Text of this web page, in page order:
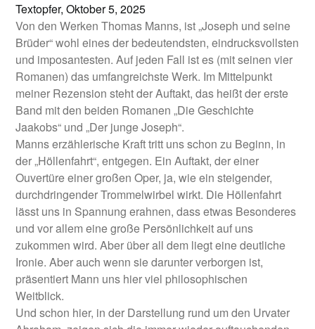
Textopfer,Oktober 5, 2025
Von den Werken Thomas Manns, ist „Joseph und seine
Brüder“ wohl eines der bedeutendsten, eindrucksvollsten
und imposantesten. Auf jeden Fall ist es (mit seinen vier
Romanen) das umfangreichste Werk. Im Mittelpunkt
meiner Rezension steht der Auftakt, das heißt der erste
Band mit den beiden Romanen „Die Geschichte
Jaakobs“ und „Der junge Joseph“.
Manns erzählerische Kraft tritt uns schon zu Beginn, in
der „Höllenfahrt“, entgegen. Ein Auftakt, der einer
Ouvertüre einer großen Oper, ja, wie ein steigender,
durchdringender Trommelwirbel wirkt. Die Höllenfahrt
lässt uns in Spannung erahnen, dass etwas Besonderes
und vor allem eine große Persönlichkeit auf uns
zukommen wird. Aber über all dem liegt eine deutliche
Ironie. Aber auch wenn sie darunter verborgen ist,
präsentiert Mann uns hier viel philosophischen
Weitblick.
Und schon hier, in der Darstellung rund um den Urvater